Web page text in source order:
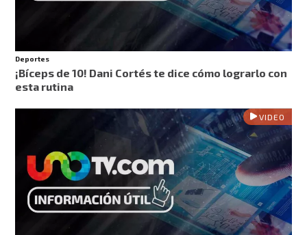
Deportes
¡Bíceps de 10! Dani Cortés te dice cómo lograrlo con
esta rutina
VIDEO